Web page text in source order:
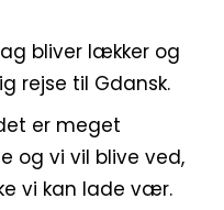
bliver lækker og
rejse til Gdansk.
er meget
og vi vil blive ved,
vi kan lade vær.